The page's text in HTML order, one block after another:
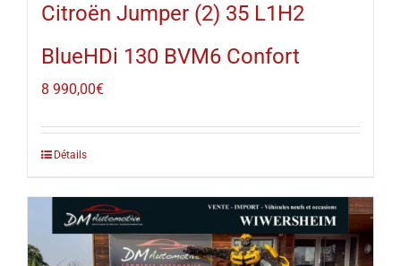
Citroën Jumper (2) 35 L1H2
BlueHDi 130 BVM6 Confort
8 990,00€
Détails